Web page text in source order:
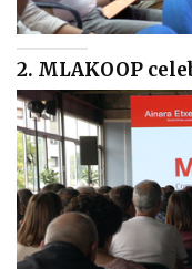
2. MLAKOOP